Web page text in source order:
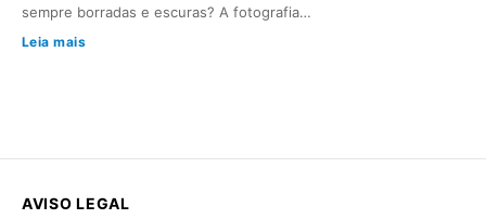
sempre borradas e escuras? A fotografia…
Leia mais
AVISO LEGAL